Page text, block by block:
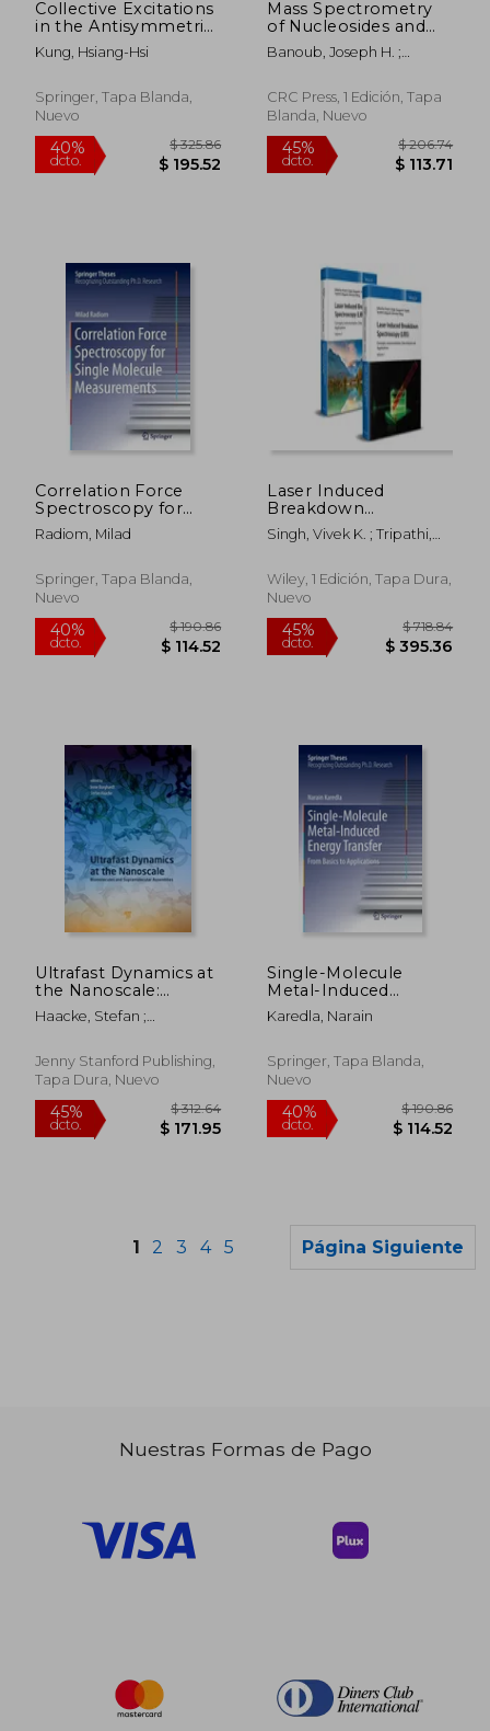
40% $ 190.86
$ 114.52
40%
dcto.
40% $ 190.86 40%
Collective Excitations
in the Antisymmetric
Channel of Raman
Spectroscopy (en
Kung, Hsiang-Hsi
Springer, Tapa Blanda,
Nuevo
Mass Spectrometry
of Nucleosides and
Nucleic Acids (en
Inglés)
Banoub, Joseph H. ;
CRC Press, 1 Edición, Tapa
Blanda, Nuevo
Correlation Force
Spectroscopy for
Single Molecule
Measurements (en
Radiom, Milad
Springer, Tapa Blanda,
Nuevo
Laser Induced
Breakdown
Spectroscopy (Libs):
Concepts,
Data Analysis and
Applications, 2
Inglés)
Singh, Vivek K. ; Tripathi,
Yoshihiro
Wiley, 1 Edición, Tapa Dura,
Nuevo
Ultrafast Dynamics at
the Nanoscale:
Biomolecules and
Supramolecular
Inglés)
Haacke, Stefan ;
Jenny Stanford Publishing,
Tapa Dura, Nuevo
Single-Molecule
Metal-Induced
Energy Transfer:
From Basics to
Inglés)
Karedla, Narain
Springer, Tapa Blanda,
Nuevo
1 2 3 4 5 Página Siguiente
Nuestras Formas de Pago